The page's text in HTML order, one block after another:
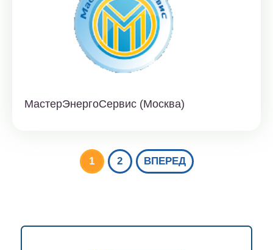
МастерЭнергоСервис (Москва)
1 2 ВПЕРЕД